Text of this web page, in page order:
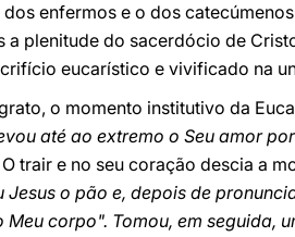
enfermos e o dos
plenitude do sacerdócio de
eucarístico e vivificado na
o momento institutivo da
até ao extremo o Seu amor
trair e no seu coração descia a
Jesus o pão e, depois de
corpo". Tomou, em seguida,